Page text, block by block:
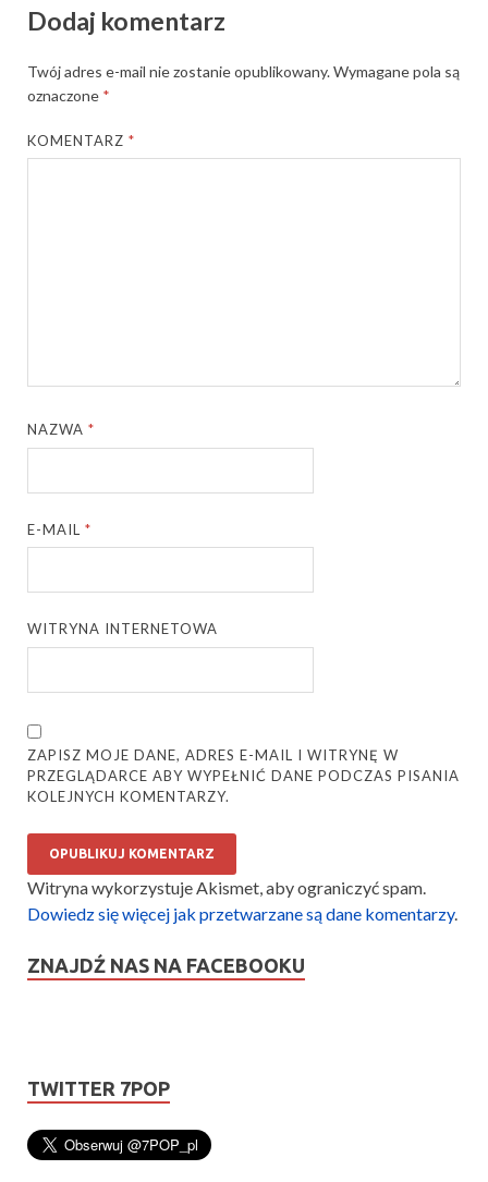
Dodaj komentarz
Twój adres e-mail nie zostanie opublikowany.Wymagane pola są
oznaczone *
KOMENTARZ*
NAZWA*
E-MAIL*
WITRYNA INTERNETOWA
ZAPISZ MOJE DANE, ADRES E-MAIL I WITRYNĘ W
PRZEGLĄDARCE ABY WYPEŁNIĆ DANE PODCZAS PISANIA
KOLEJNYCH KOMENTARZY.
Witryna wykorzystuje Akismet, aby ograniczyć spam.
Dowiedz się więcej jak przetwarzane są dane komentarzy.
ZNAJDŹ NAS NA FACEBOOKU
TWITTER 7POP